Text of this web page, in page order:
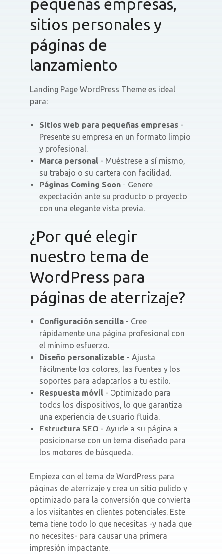
pequeñas empresas,
sitios personales y
páginas de
lanzamiento
Landing Page WordPress Theme es ideal
para:
Sitios web para pequeñas empresas -
Presente su empresa en un formato limpio
y profesional.
Marca personal - Muéstrese a sí mismo,
su trabajo o su cartera con facilidad.
Páginas Coming Soon - Genere
expectación ante su producto o proyecto
con una elegante vista previa.
¿Por qué elegir
nuestro tema de
WordPress para
páginas de aterrizaje?
Configuración sencilla - Cree
rápidamente una página profesional con
el mínimo esfuerzo.
Diseño personalizable - Ajusta
fácilmente los colores, las fuentes y los
soportes para adaptarlos a tu estilo.
Respuesta móvil - Optimizado para
todos los dispositivos, lo que garantiza
una experiencia de usuario fluida.
Estructura SEO - Ayude a su página a
posicionarse con un tema diseñado para
los motores de búsqueda.
Empieza con el tema de WordPress para
páginas de aterrizaje y crea un sitio pulido y
optimizado para la conversión que convierta
a los visitantes en clientes potenciales. Este
tema tiene todo lo que necesitas -y nada que
no necesites- para causar una primera
impresión impactante.